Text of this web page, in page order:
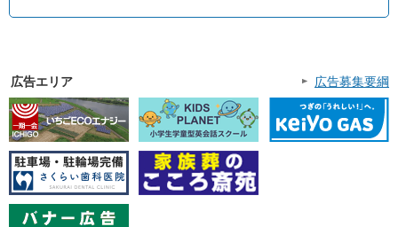
広告エリア 広告募集要綱